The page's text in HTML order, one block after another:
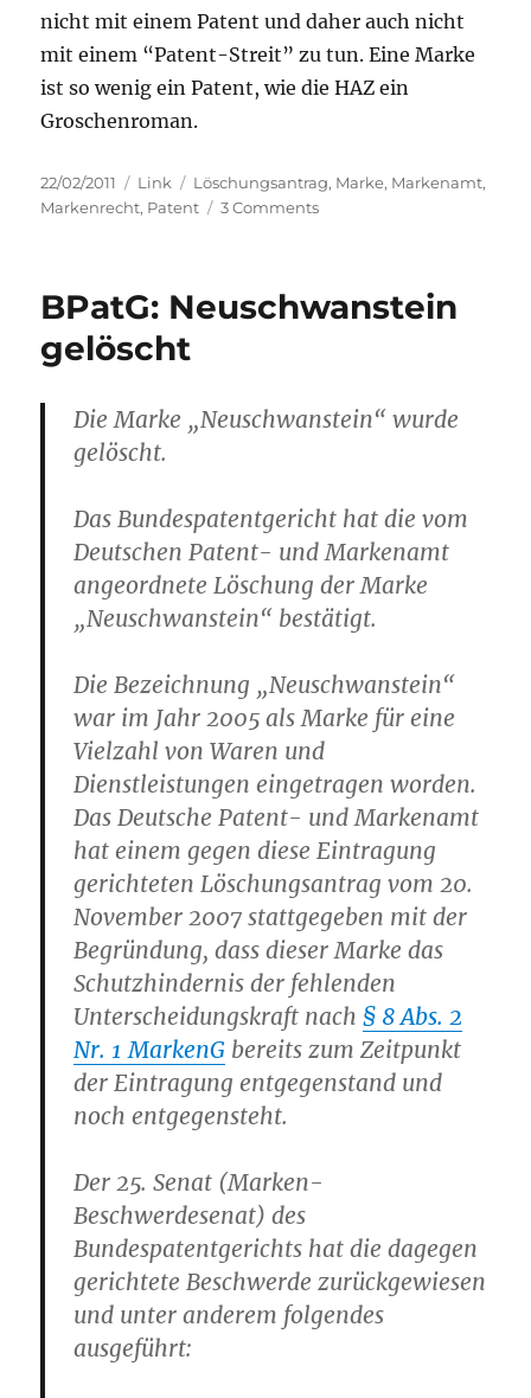
nicht mit einem Patent und daher auch nicht
mit einem “Patent-Streit” zu tun. Eine Marke
ist so wenig ein Patent, wie die HAZ ein
Groschenroman.
Posted
on
22/02/2011 Categories
Link Tags
Löschungsantrag, Marke, Markenamt,
Markenrecht, Patent 3 Commentson
Marke!
BPatG: Neuschwanstein
gelöscht
Die Marke „Neuschwanstein“ wurde
gelöscht.
Das Bundespatentgericht hat die vom
Deutschen Patent- und Markenamt
angeordnete Löschung der Marke
„Neuschwanstein“ bestätigt.
Die Bezeichnung „Neuschwanstein“
war im Jahr 2005 als Marke für eine
Vielzahl von Waren und
Dienstleistungen eingetragen worden.
Das Deutsche Patent- und Markenamt
hat einem gegen diese Eintragung
gerichteten Löschungsantrag vom 20.
November 2007 stattgegeben mit der
Begründung, dass dieser Marke das
Schutzhindernis der fehlenden
Unterscheidungskraft nach§ 8 Abs. 2
Nr. 1 MarkenG bereits zum Zeitpunkt
der Eintragung entgegenstand und
noch entgegensteht.
Der 25. Senat (Marken-
Beschwerdesenat) des
Bundespatentgerichts hat die dagegen
gerichtete Beschwerde zurückgewiesen
und unter anderem folgendes
ausgeführt: